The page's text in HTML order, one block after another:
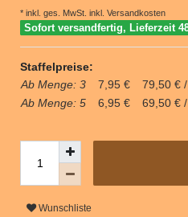
* inkl. ges. MwSt. inkl. Versandkosten
Sofort versandfertig, Lieferzeit
Staffelpreise:
Ab Menge: 3
7,95 €
79,50 €
Ab Menge: 5
6,95 € 69,50 €
Wunschliste